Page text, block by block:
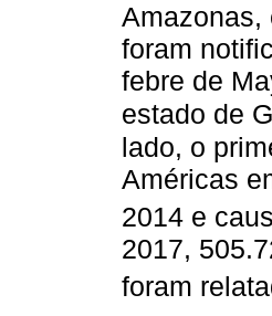
Amazonas,
foram
febre de
estado de
lado, o
Américas
2014 e
2017,
foram